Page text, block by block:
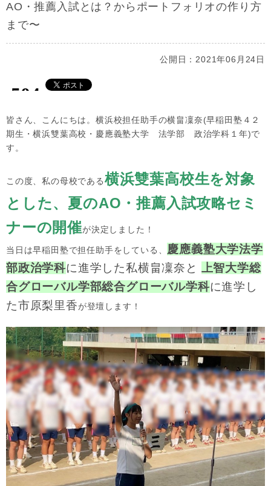
AO・推薦入試とは？からポートフォリオの作り方
まで〜
公開日：2021年06月24日
皆さん、こんにちは。横浜校担任助手の横畠凜奈(早稲田塾４２
期生・横浜雙葉高校・慶應義塾大学 法学部 政治学科１年)で
す。
この度、私の母校である横浜雙葉高校生を対象
とした、夏のAO・推薦入試攻略セミ
ナーの開催が決定しました！
当日は早稲田塾で担任助手をしている、 慶應義塾大学法学
部政治学科に進学した私横畠凜奈と
上智大学総
合グローバル学部総合グローバル学科に進学し
た市原梨里香が登壇します！